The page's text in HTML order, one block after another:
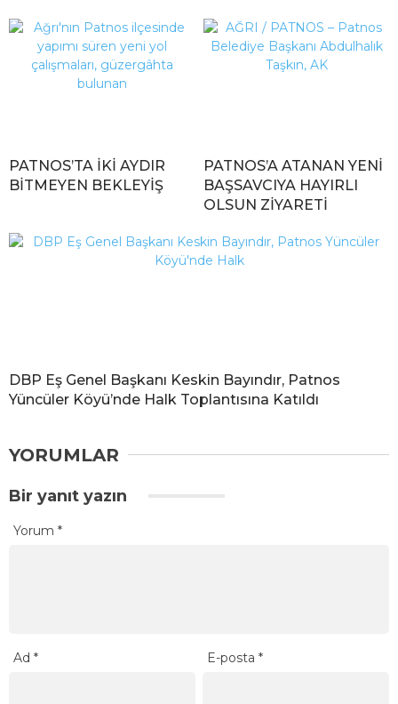
PATNOS’TA İKİ AYDIR
BİTMEYEN BEKLEYİŞ
PATNOS’A ATANAN YENİ
BAŞSAVCIYA HAYIRLI
OLSUN ZİYARETİ
DBP Eş Genel Başkanı Keskin Bayındır, Patnos
Yüncüler Köyü’nde Halk Toplantısına Katıldı
YORUMLAR
Bir yanıt yazın
Yorum *
Ad * E-posta*